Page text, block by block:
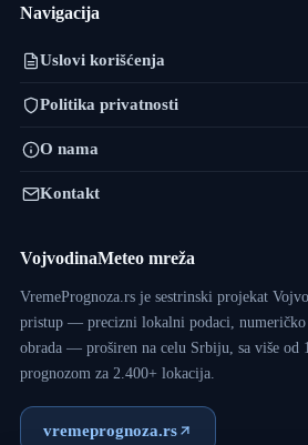
Navigacija
Uslovi korišćenja
Politika privatnosti
O nama
Kontakt
VojvodinaMeteo mreža
VremePrognoza.rs je sestrinski projekat
pristup — precizni lokalni podaci, numeričko
obrada — proširen na celu Srbiju, sa više od
prognozom za 2.400+ lokacija.
vremeprognoza.rs